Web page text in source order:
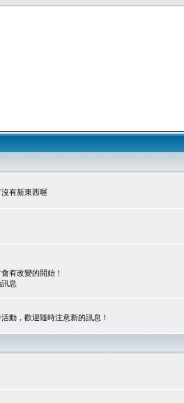
有新東西喔
有改變的開始！
息
動，歡迎隨時注意新的訊息！